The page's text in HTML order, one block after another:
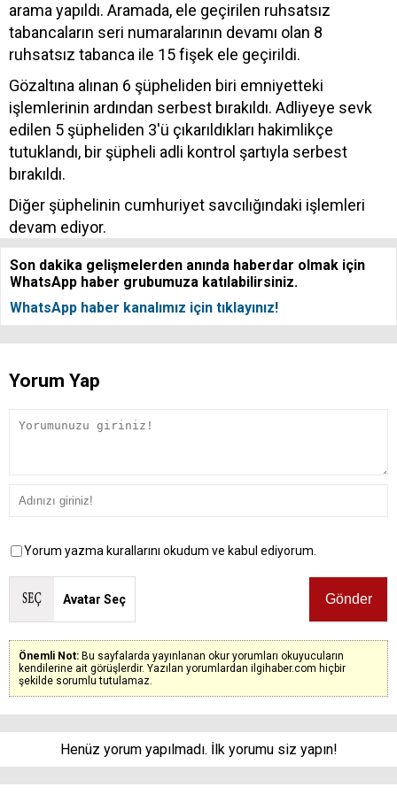
arama yapıldı. Aramada, ele geçirilen ruhsatsız
tabancaların seri numaralarının devamı olan 8
ruhsatsız tabanca ile 15 fişek ele geçirildi.
Gözaltına alınan 6 şüpheliden biri emniyetteki
işlemlerinin ardından serbest bırakıldı. Adliyeye sevk
edilen 5 şüpheliden 3'ü çıkarıldıkları hakimlikçe
tutuklandı, bir şüpheli adli kontrol şartıyla serbest
bırakıldı.
Diğer şüphelinin cumhuriyet savcılığındaki işlemleri
devam ediyor.
Son dakika gelişmelerden anında haberdar olmak için
WhatsApp haber grubumuza katılabilirsiniz.
WhatsApp haber kanalımız için tıklayınız!
Yorum Yap
Yorum yazma kurallarını okudum ve kabul ediyorum.
Avatar Seç
Önemli Not: Bu sayfalarda yayınlanan okur yorumları okuyucuların
kendilerine ait görüşlerdir. Yazılan yorumlardan ilgihaber.com hiçbir
şekilde sorumlu tutulamaz.
Henüz yorum yapılmadı. İlk yorumu siz yapın!